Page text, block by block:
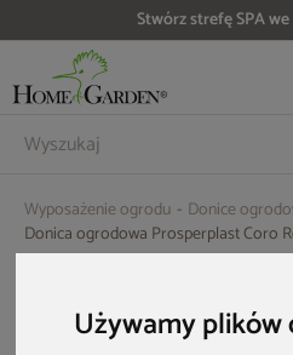
Używamy plików
Stwórz strefę SPA
Wyposażenie ogrodu
Donice
Donica ogrodowa Prosperplast Coro